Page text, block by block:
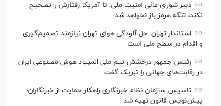
دبیر شورای عالی امنیت ملی: تا آمریکا رفتارش را تصحیح
نکند، تنگه هرمز باز نخواهد شد
استاندار تهران: حل آلودگی هوای تهران نیازمند تصمیم‌گیری
و اقدام در سطح ملی است
رئیس جمهور درخشش تیم ملی المپیاد هوش مصنوعی ایران
در رقابت‌های جهانی را تبریک گفت
تاسیس سازمان نظام خبرنگاری راهکار حمایت از خبرنگاران؛
پیش‌نویس قانون تهیه شد